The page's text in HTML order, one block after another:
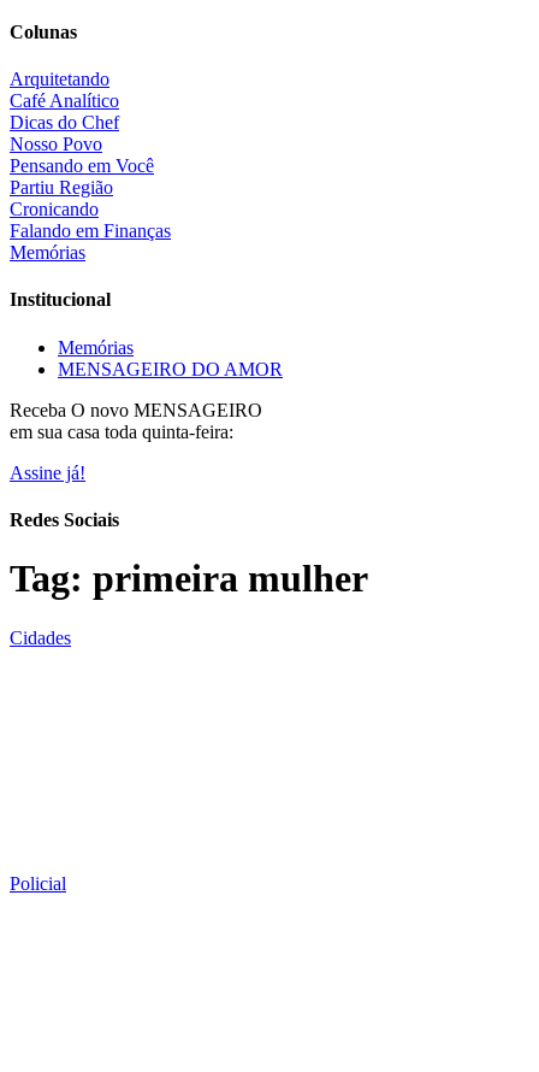
Colunas
Arquitetando
Café Analítico
Dicas do Chef
Nosso Povo
Pensando em Você
Partiu Região
Cronicando
Falando em Finanças
Memórias
Institucional
Memórias
MENSAGEIRO DO AMOR
Receba O novo MENSAGEIRO
em sua casa toda quinta-feira:
Assine já!
Redes Sociais
Tag: primeira mulher
Cidades
Policial